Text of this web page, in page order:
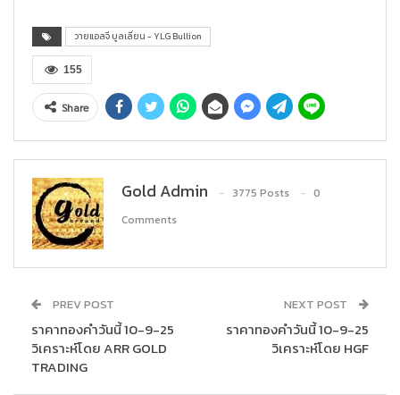
วายแอลจี บูลเลี่ยน - YLG Bullion
155
Share
Gold Admin 3775 Posts
0
Comments
PREV POST
ราคาทองคำวันนี้ 10-9-25
วิเคราะห์โดย ARR GOLD
TRADING
NEXT POST
ราคาทองคำวันนี้ 10-9-25
วิเคราะห์โดย HGF